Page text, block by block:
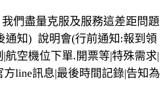
們盡量克服及服務這差距問題
通知) 說明會(行前通知:報到領
空機位下單.開票等|特殊需求|
line訊息|最後時間記錄|告知為